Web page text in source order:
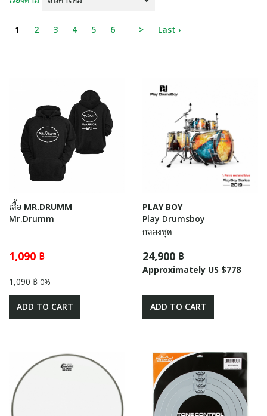
1 2 3 4 5 6 > Last ›
เสื้อ MR.DRUMM
Mr.Drumm
1,090 ฿
1,090 ฿ 0%
ADD TO CART
PLAY BOY
Play Drumsboy
กลองชุด
24,900 ฿
Approximately US $778
ADD TO CART